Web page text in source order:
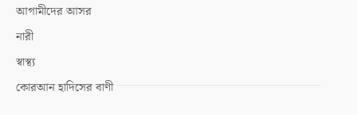
আগামীদের আসর
নারী
স্বাস্থ্য
কোরআন হাদিসের বাণী